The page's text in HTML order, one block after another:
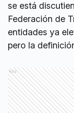
se está
Federación de
entidades ya
pero la
Ads